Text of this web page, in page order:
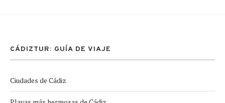
CÁDIZTUR: GUÍA DE VIAJE
Ciudades de Cádiz